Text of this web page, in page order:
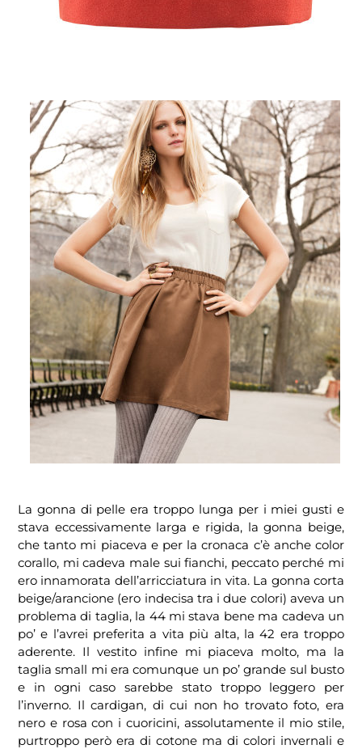
La gonna di pelle era troppo lunga per i miei gusti e
stava eccessivamente larga e rigida, la gonna beige,
che tanto mi piaceva e per la cronaca c’è anche color
corallo, mi cadeva male sui fianchi, peccato perché mi
ero innamorata dell’arricciatura in vita. La gonna corta
beige/arancione (ero indecisa tra i due colori) aveva un
problema di taglia, la 44 mi stava bene ma cadeva un
po’ e l’avrei preferita a vita più alta, la 42 era troppo
aderente. Il vestito infine mi piaceva molto, ma la
taglia small mi era comunque un po’ grande sul busto
e in ogni caso sarebbe stato troppo leggero per
l’inverno. Il cardigan, di cui non ho trovato foto, era
nero e rosa con i cuoricini, assolutamente il mio stile,
purtroppo però era di cotone ma di colori invernali e